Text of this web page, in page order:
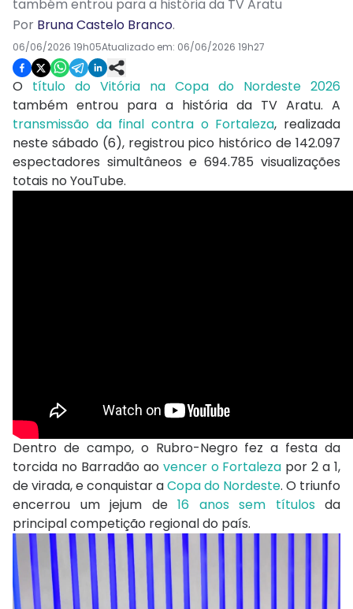
também entrou para a história da TV Aratu
Por Bruna Castelo Branco.
06/06/2026 19h05Atualizado em: 06/06/2026 19h27
O título do Vitória na Copa do Nordeste 2026
também entrou para a história da TV Aratu. A
transmissão da final contra o Fortaleza, realizada
neste sábado (6), registrou pico histórico de 142.097
espectadores simultâneos e 694.785 visualizações
totais no YouTube.
Dentro de campo, o Rubro-Negro fez a festa da
torcida no Barradão ao vencer o Fortaleza por 2 a 1,
de virada, e conquistar aCopa do Nordeste. O triunfo
encerrou um jejum de 16 anos sem títulosda
principal competição regional do país.